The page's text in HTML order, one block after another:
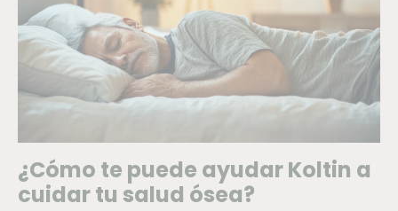
¿Cómo te puede ayudar Koltin a
cuidar tu salud ósea?